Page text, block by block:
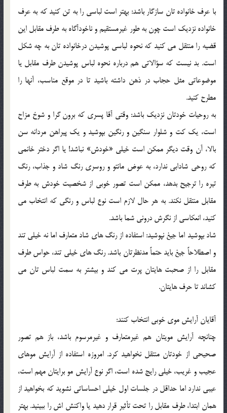
با عرف خانواده تان سازگار باشد: بهتر است لباسي را به تن کنيد که به عرف
خانواده نزديک است چون به طور غيرمستقيم و ناخودآگاه به طرف مقابل اين
قضيه را منتقل مي کنيد که نحوه لباسي پوشيدن درخانواده تان به چه شکل
است. بد نيست که سؤالاتي هم درباره نحوه لباس پوشيدن طرف مقابل يا
موضوعاتي مثل حجاب در ذهن داشته باشيد تا در موقع مناسب، آنها را
مطرح کنيد.
به روحيات خودتان نزديک باشد: وقتي آقا پسري که برون گرا و شوخ مزاح
است، يک کت و شلوار سنگين و رنگين بپوشيد و يک پيراهن مردانه سن
بالا، آن وقت ديگر ممکن است خيلي «خودش» نباشد! يا اگر دختر خانمي
که روحي شادابي ندارد، به عوض مانتو و روسري رنگ شاد و جذاب، رنگ
تيره را ترجيح بدهد، ممکن است تصور خوبي از شخصيت خودش به طرف
مقابل منتقل نکند. به هر حال لازم است نوع لباس و رنگي که انتخاب مي
کنيد، انعکاسي از نگرش دروني شما باشد.
شاد بپوشيد اما جيغ نپوشيد: استفاده از رنگ هاي شاد متعارف اما نه خيلي تند
و اصطلاحاً جيغ بايد حتماً مدنظرتان باشد. رنگ هاي خيلي تند، حواس طرف
مقابل را از صحبت هايتان پرت مي کند و بيشتر به سمت لباس تان مي
کشاند تا حرف هايتان.
آقايان آرايش موي خوبي انتخاب کنند:
چنانچه آرايش مويتان هم غيرمتعارف و غيرمرسوم باشد، باز هم تصور
صحيحي از خودتان منتقل نخواهيد کرد. امروزه استفاده از آرايش موهاي
عجيب و غريب، خيلي رايج شده است، اگر نوع آرايش مو برايتان مهم است،
عيبي ندارد اما حداقل در جلسات اول خيلي احساساتي نشويد که بخواهيد از
همان ابتدا، طرف مقابل را تحت تأثير قرار دهيد يا واکنش اش را ببينيد. بهتر